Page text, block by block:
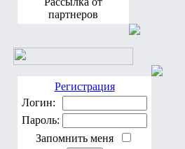
партнеров
Регистрация
Логин:
Пароль:
Запомнить меня